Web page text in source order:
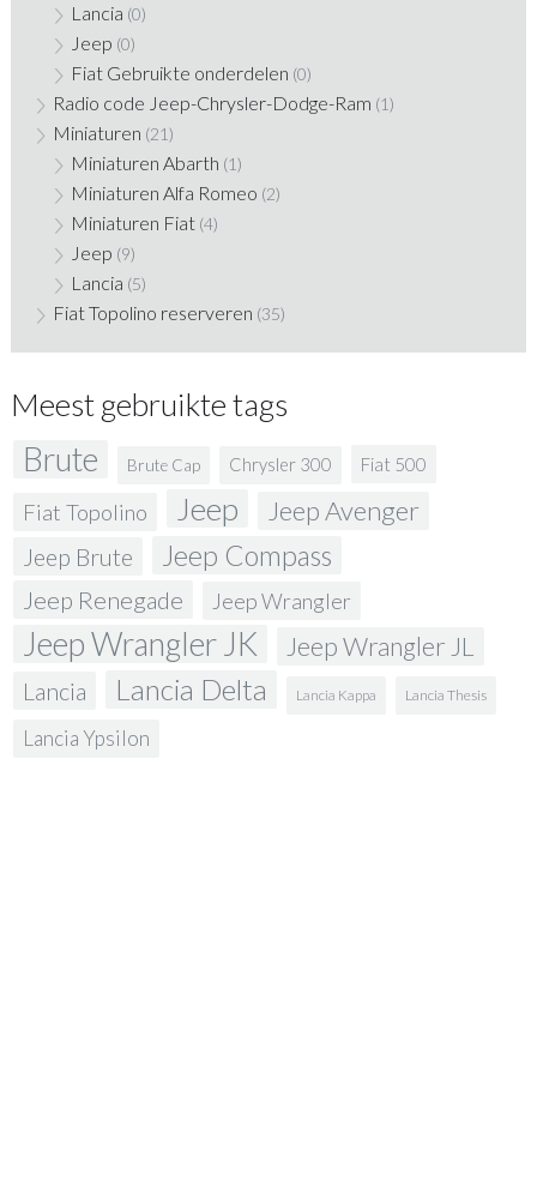
Lancia (0)
Jeep (0)
Fiat Gebruikte onderdelen (0)
Radio code Jeep-Chrysler-Dodge-Ram (1)
Miniaturen (21)
Miniaturen Abarth (1)
Miniaturen Alfa Romeo (2)
Miniaturen Fiat (4)
Jeep (9)
Lancia (5)
Fiat Topolino reserveren (35)
Meest gebruikte tags
Brute Brute Cap Chrysler 300 Fiat 500
Fiat Topolino Jeep Jeep Avenger
Jeep Brute Jeep Compass
Jeep Renegade Jeep Wrangler
Jeep Wrangler JK Jeep Wrangler JL
Lancia Lancia Delta Lancia Kappa Lancia Thesis
Lancia Ypsilon